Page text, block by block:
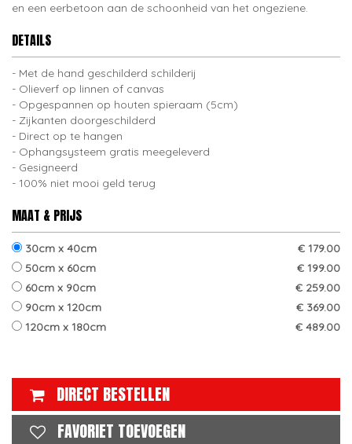
en een eerbetoon aan de schoonheid van het ongeziene.
DETAILS
Met de hand geschilderd schilderij
Olieverf op linnen of canvas
Opgespannen op houten spieraam (5cm)
Zijkanten doorgeschilderd
Direct op te hangen
Ophangsysteem gratis meegeleverd
Gesigneerd
100% niet mooi geld terug
MAAT & PRIJS
30cm x 40cm
€ 179.00
50cm x 60cm
€ 199.00
60cm x 90cm
€ 259.00
90cm x 120cm
€ 369.00
120cm x 180cm
€ 489.00
DIRECT BESTELLEN
FAVORIET TOEVOEGEN